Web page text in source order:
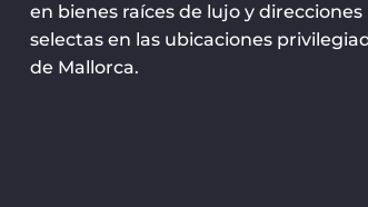
en bienes raíces de lujo y direcciones
selectas en las ubicaciones
de Mallorca.